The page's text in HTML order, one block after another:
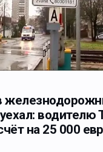
водителю
на 25 000